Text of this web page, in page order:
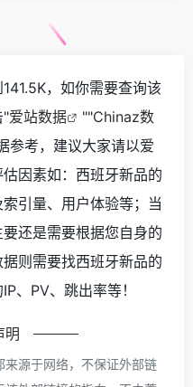
，如你需要查询该
"爱站数据 ""Chinaz数
参考，建议大家请以爱
因素如：西班牙新品的
引量、用户体验等；当
还是需要根据您自身的
则需要找西班牙新品的
、PV、跳出率等！
明
源于网络，不保证外部链